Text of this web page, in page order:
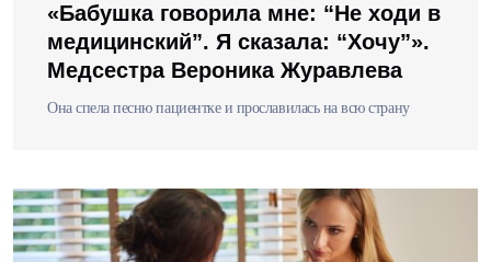
«Бабушка говорила мне: “Не ходи в
медицинский”. Я сказала: “Хочу”».
Медсестра Вероника Журавлева
Она спела песню пациентке и прославилась на всю страну